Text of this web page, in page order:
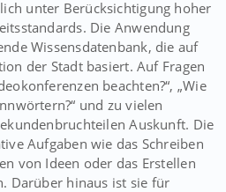
unter Berücksichtigung hoher
Die Anwendung
Wissensdatenbank, die auf
der Stadt basiert. Auf Fragen
beachten?“, „Wie
und zu vielen
Auskunft. Die
Aufgaben wie das Schreiben
von Ideen oder das Erstellen
Darüber hinaus ist sie für